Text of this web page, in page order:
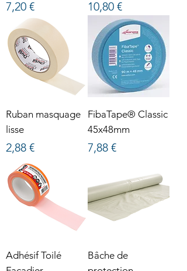
Prix
7,20 € Prix
10,80 €
Ruban masquage
lisse
Prix
2,88 €
FibaTape® Classic
45x48mm
Prix
7,88 €
Adhésif Toilé
Bâche de